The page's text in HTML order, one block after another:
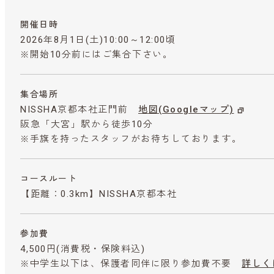
開催日時
2026年8月1日(土)10:00～12:00頃
※開始10分前にはご集合下さい。
集合場所
NISSHA京都本社正門前 地図(Googleマップ)
阪急「大宮」駅から徒歩10分
※手旗を持ったスタッフがお待ちしております。
コースルート
【距離：0.3km】NISSHA京都本社
参加費
4,500円 (消費税・保険料込)
※中学生以下は、保護者同伴に限り参加費不要 詳しく